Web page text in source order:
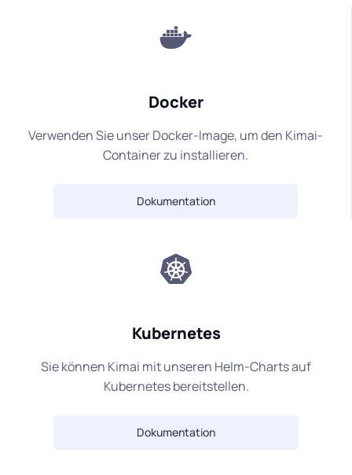
Docker
Verwenden Sie unser Docker-Image, um den Kimai-
Container zu installieren.
Dokumentation
Kubernetes
Sie können Kimai mit unseren Helm-Charts auf
Kubernetes bereitstellen.
Dokumentation